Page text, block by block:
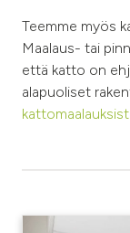
Teemme myös
Maalaus- tai
että katto on
alapuoliset